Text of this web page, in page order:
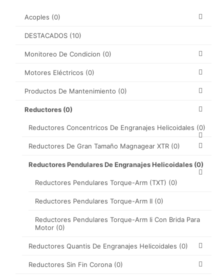
Acoples (0)
DESTACADOS (10)
Monitoreo De Condicion (0)
Motores Eléctricos (0)
Productos De Mantenimiento (0)
Reductores (0)
Reductores Concentricos De Engranajes Helicoidales (0)
Reductores De Gran Tamaño Magnagear XTR (0)
Reductores Pendulares De Engranajes Helicoidales (0)
Reductores Pendulares Torque-Arm (TXT) (0)
Reductores Pendulares Torque-Arm II (0)
Reductores Pendulares Torque-Arm Ii Con Brida Para
Motor (0)
Reductores Quantis De Engranajes Helicoidales (0)
Reductores Sin Fin Corona (0)